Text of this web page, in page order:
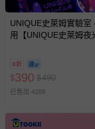
針對滿件折/滿額
留商品未達活動
回。
部分商品依據消
豫期範圍：
易於腐敗、
客製化商品
UNIQUE史萊姆實驗室
用【UNIQUE史萊姆夜
人小孩均一價(3歲以上
8折
$390 $490
已售出 4288